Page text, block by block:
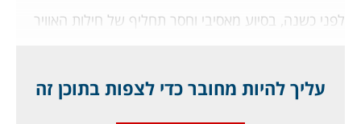
לפני כשנה, בסיוע מאסיבי וחסר תחליף של חילות האוויר
שהיו נתונים בידי ארגון דאעש ("המדינה האסלאמית"),
ולהגיע עד לנהר הפרת. בכך השתלט בשאר על כ- 45
עליך להיות מחובר כדי לצפות בתוכן זה